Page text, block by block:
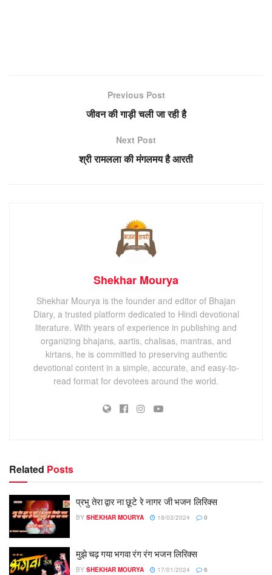
Previous Post
जीवन की गाड़ी चली जा रही है
Next Post
श्री रामलला की मंगलमय है आरती
Shekhar Mourya
Shekhar Mourya is the founder and editor of Bhajan
Diary, a trusted platform dedicated to Hindi devotional
literature. With years of experience in publishing and
organizing bhajans, aartis, chalisas, mantras, and
kirtans, he is committed to preserving authentic
devotional content in a simple, accurate, and easy-to-
read format for devotees around the world.
Related Posts
प्रभु तेरा द्वार ना छूटे रे नागर जी भजन लिरिक्स
BY SHEKHAR MOURYA 18/03/2024 0
मुझे चढ़ गया भगवा रंग रंग भजन लिरिक्स
BY SHEKHAR MOURYA 17/01/2024 6